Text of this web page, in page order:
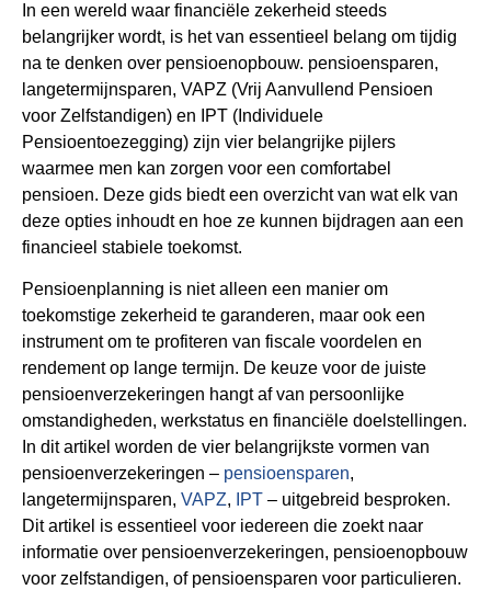
In een wereld waar financiële zekerheid steeds
belangrijker wordt, is het van essentieel belang om tijdig
na te denken over pensioenopbouw. pensioensparen,
langetermijnsparen, VAPZ (Vrij Aanvullend Pensioen
voor Zelfstandigen) en IPT (Individuele
Pensioentoezegging) zijn vier belangrijke pijlers
waarmee men kan zorgen voor een comfortabel
pensioen. Deze gids biedt een overzicht van wat elk van
deze opties inhoudt en hoe ze kunnen bijdragen aan een
financieel stabiele toekomst.
Pensioenplanning is niet alleen een manier om
toekomstige zekerheid te garanderen, maar ook een
instrument om te profiteren van fiscale voordelen en
rendement op lange termijn. De keuze voor de juiste
pensioenverzekeringen hangt af van persoonlijke
omstandigheden, werkstatus en financiële doelstellingen.
In dit artikel worden de vier belangrijkste vormen van
pensioenverzekeringen – pensioensparen,
langetermijnsparen, VAPZ, IPT – uitgebreid besproken.
Dit artikel is essentieel voor iedereen die zoekt naar
informatie over pensioenverzekeringen, pensioenopbouw
voor zelfstandigen, of pensioensparen voor particulieren.